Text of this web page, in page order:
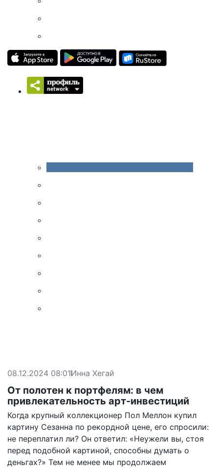
08.12.2024 08:01Инна Хегай
От полотен к портфелям: в чем
привлекательность арт-инвестиций
Когда крупный коллекционер Пол Меллон купил
картину Сезанна по рекордной цене, его спросили:
не переплатил ли? Он ответил: «Неужели вы, стоя
перед подобной картиной, способны думать о
деньгах?» Тем не менее мы продолжаем